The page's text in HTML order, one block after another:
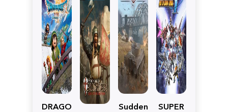
DRAGON
Sudden
SUPER